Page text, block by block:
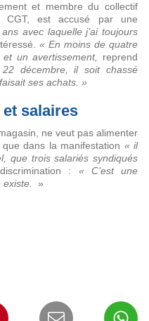
et membre du collectif
CGT, est accusé par une
avec laquelle j’ai toujours
« En moins de quatre
un avertissement,
reprend
décembre, il soit chassé
ses achats. »
salaires
ne veut pas alimenter
dans la manifestation « il
que trois salariés syndiqués
:
« C’est une
»